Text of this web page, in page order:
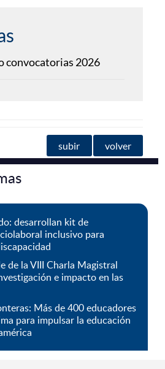
convocatorias 2026
subir volver
desarrollan kit de
inclusivo para
de la VIII Charla Magistral
e impacto en las
Más de 400 educadores
para impulsar la educación